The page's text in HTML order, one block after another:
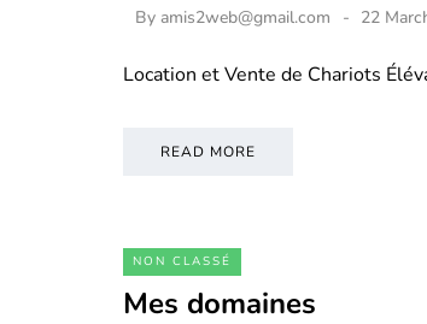
By amis2web@gmail.com 22
Location et Vente de Chariots
READ MORE
NON CLASSÉ
Mes domaines